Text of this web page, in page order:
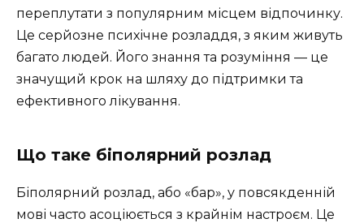
переплутати з популярним місцем відпочинку.
Це серйозне психічне розладдя, з яким живуть
багато людей. Його знання та розуміння — це
значущий крок на шляху до підтримки та
ефективного лікування.
Що таке біполярний розлад
Біполярний розлад, або «бар», у повсякденній
мові часто асоціюється з крайнім настроєм. Це